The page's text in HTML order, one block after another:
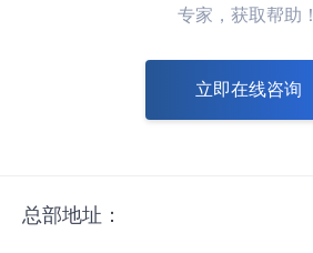
专家，获取帮助！
立即在线咨询
总部地址：